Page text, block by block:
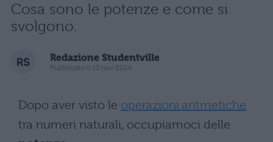
Cosa sono le potenze e come si
svolgono.
Redazione Studentville
Pubblicato il 13 nov 2014
Dopo aver visto le operazioni aritmetiche
tra numeri naturali, occupiamoci delle